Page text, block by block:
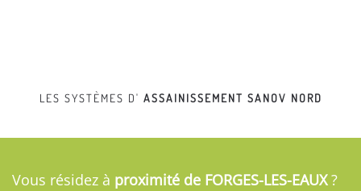
LES SYSTÈMES D' ASSAINISSEMENT SANOV NORD
Vous résidez à proximité de FORGES-LES-EAUX?